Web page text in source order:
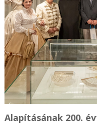
Alapításának 200.